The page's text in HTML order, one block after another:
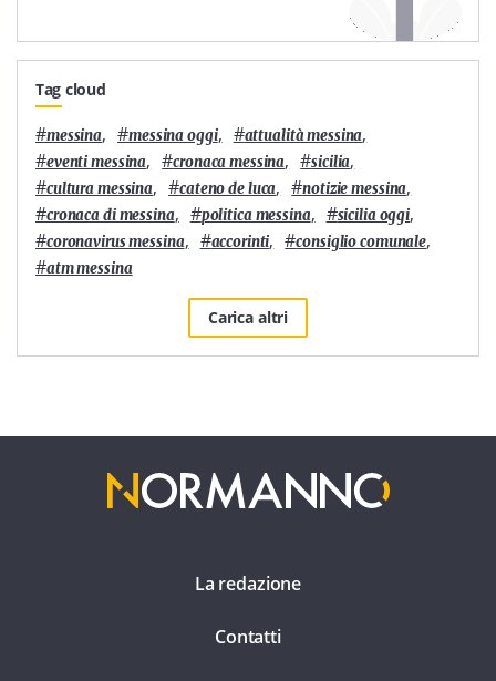
Tag cloud
#messina, #messina oggi, #attualità messina,
#eventi messina, #cronaca messina, #sicilia,
#cultura messina, #cateno de luca, #notizie messina,
#cronaca di messina, #politica messina, #sicilia oggi,
#coronavirus messina, #accorinti, #consiglio comunale,
#atm messina
Carica altri
La redazione
Contatti